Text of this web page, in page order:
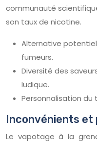
communauté
son taux de nicotine.
Alternative
fumeurs.
Diversité des
ludique.
Personnalisation du
Inconvénients et
Le vapotage à la